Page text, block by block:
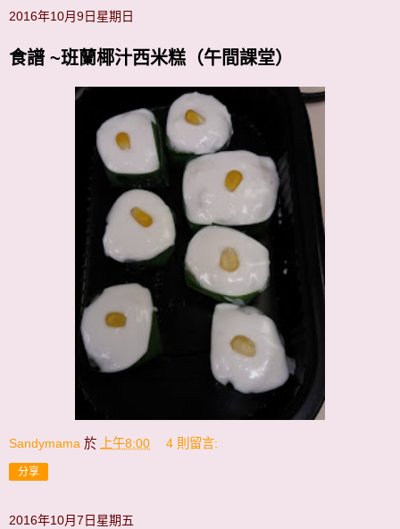
2016年10月9日星期日
食譜 ~班蘭椰汁西米糕（午間課堂）
Sandymama 於 上午8:00 4 則留言:
分享
2016年10月7日星期五